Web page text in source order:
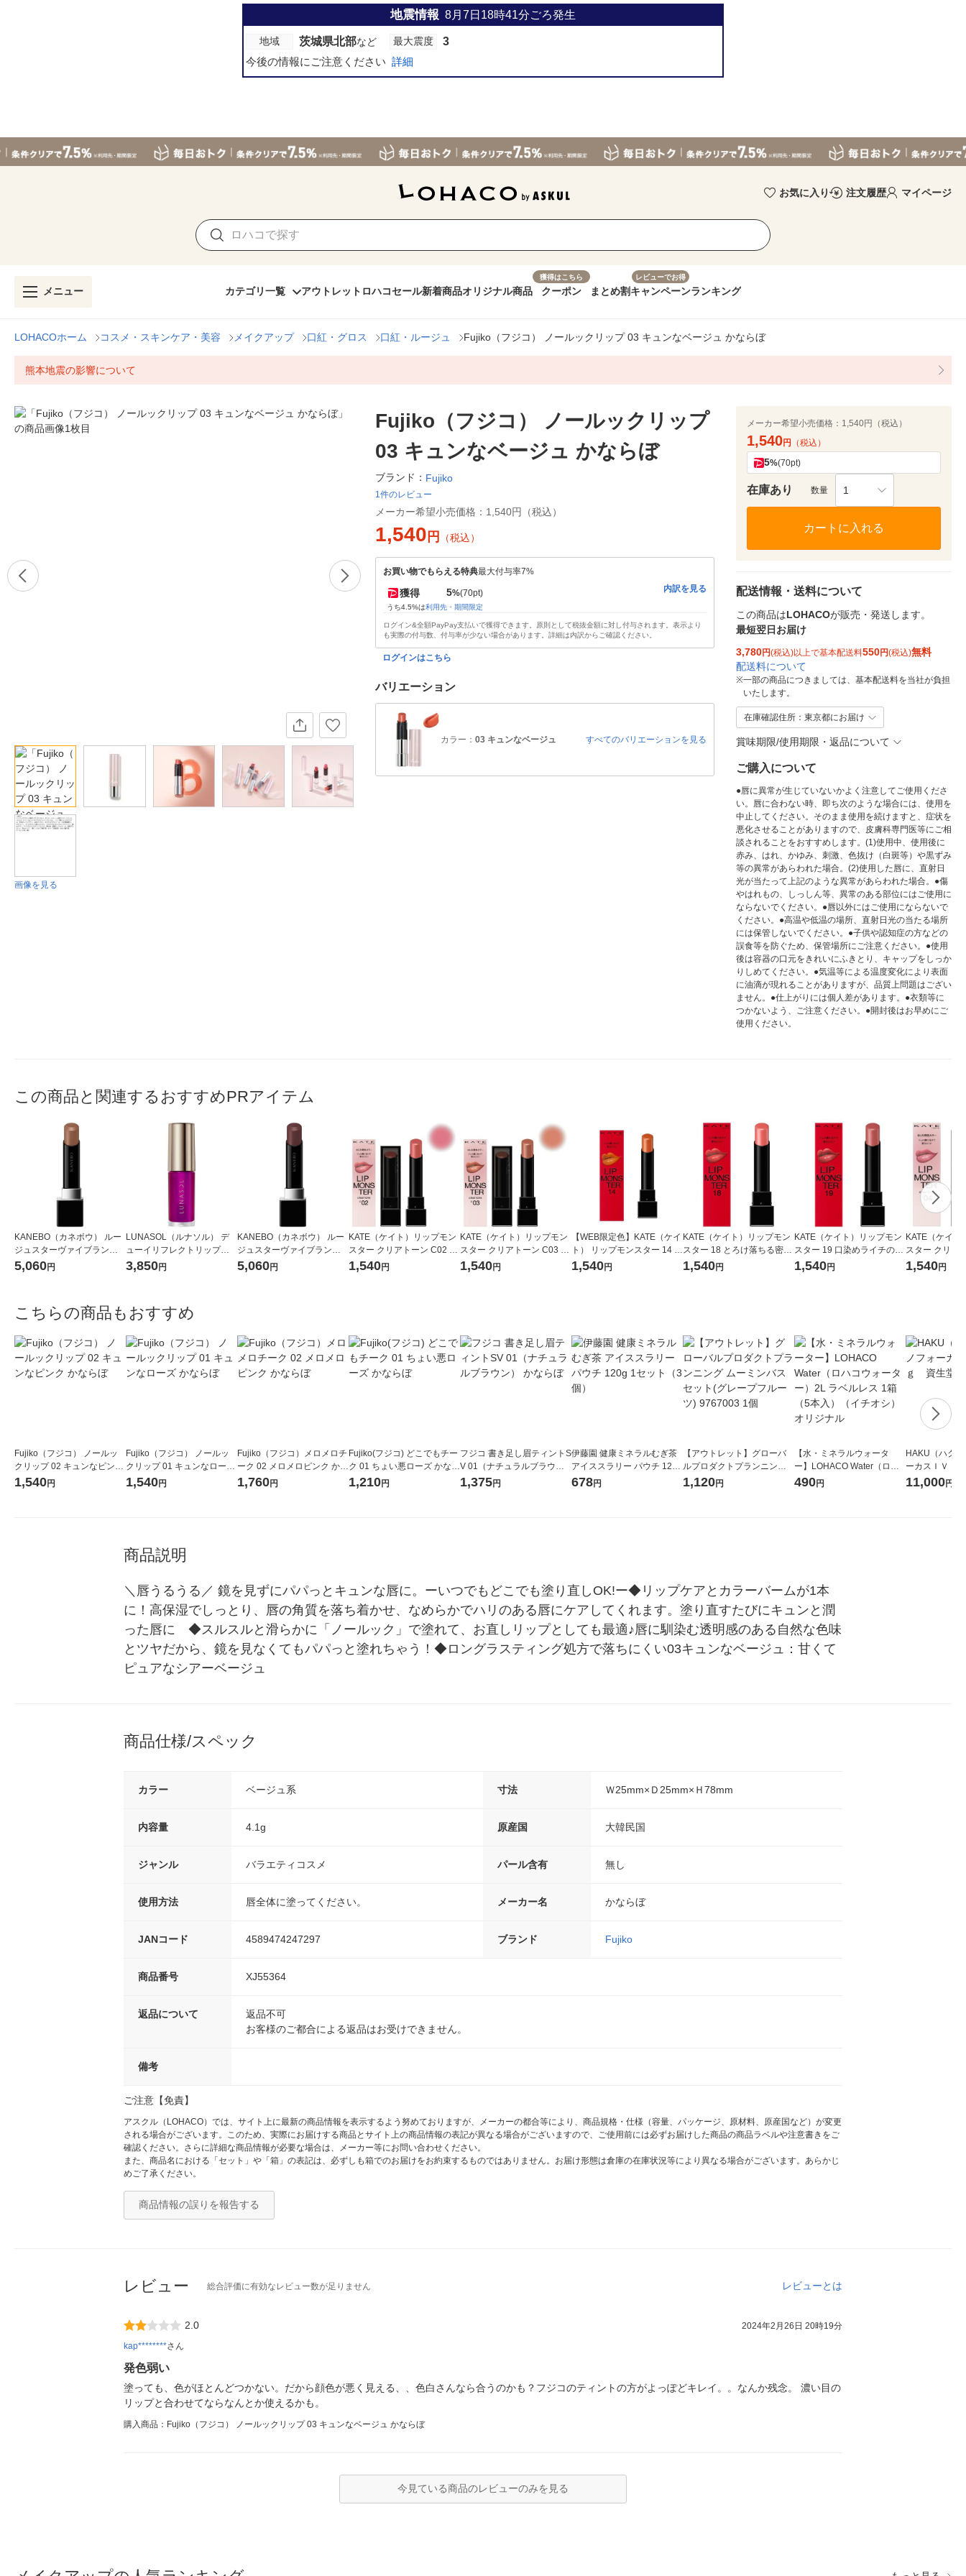
地震情報 8月7日18時41分ごろ発生
地域 茨城県北部など 最大震度
3
今後の情報にご注意ください 詳細
お気に入り 注文履歴 マイページ
メニュー カテゴリ一覧 アウトレット ロハコセール新着商品オリジナル商品
獲得はこちら
クーポン まとめ割
レビューでお得
キャンペーンランキング
LOHACOホーム コスメ・スキンケア・美容 メイクアップ 口紅・グロス 口紅・ルージュ Fujiko（フジコ） ノールックリップ 03 キュンなベージュ かならぼ
熊本地震の影響について
画像を見る
Fujiko（フジコ） ノールックリップ
03 キュンなベージュ かならぼ
ブランド： Fujiko
1件のレビュー
メーカー希望小売価格： 1,540円（税込）
1,540 円 （税込）
お買い物でもらえる特典最大付与率7%
獲得 5%(70pt)
うち4.5%は利用先・期間限定
内訳を見る
ログイン&全額PayPay支払いで獲得できます。原則として税抜金額に対し付与されます。表示より
も実際の付与数、付与率が少ない場合があります。詳細は内訳からご確認ください。
ログインはこちら
バリエーション
カラー： 03 キュンなベージュ すべてのバリエーションを見る
メーカー希望小売価格： 1,540円（税込）
1,540円 （税込）
5%(70pt)
在庫あり 数量 1
カートに入れる
配送情報・送料について
この商品はLOHACOが販売・発送します。
最短翌日お届け
3,780円(税込)以上で基本配送料550円(税込)無料
配送料について
※一部の商品につきましては、基本配送料を当社が負担
いたします。
在庫確認住所：東京都にお届け
賞味期限/使用期限・返品について
ご購入について
●唇に異常が生じていないかよく注意してご使用くださ
い。唇に合わない時、即ち次のような場合には、使用を
中止してください。そのまま使用を続けますと、症状を
悪化させることがありますので、皮膚科専門医等にご相
談されることをおすすめします。(1)使用中、使用後に
赤み、はれ、かゆみ、刺激、色抜け（白斑等）や黒ずみ
等の異常があらわれた場合。(2)使用した唇に、直射日
光が当たって上記のような異常があらわれた場合。●傷
やはれもの、しっしん等、異常のある部位にはご使用に
ならないでください。●唇以外にはご使用にならないで
ください。●高温や低温の場所、直射日光の当たる場所
には保管しないでください。●子供や認知症の方などの
誤食等を防ぐため、保管場所にご注意ください。●使用
後は容器の口元をきれいにふきとり、キャップをしっか
りしめてください。●気温等による温度変化により表面
に油滴が現れることがありますが、品質上問題はござい
ません。●仕上がりには個人差があります。●衣類等に
つかないよう、ご注意ください。●開封後はお早めにご
使用ください。
この商品と関連するおすすめPRアイテム
KANEBO（カネボウ） ルー
ジュスターヴァイブラント V
09
5,060円
LUNASOL（ルナソル） デ
ューイリフレクトリップオ
イル 01
3,850円
KANEBO（カネボウ） ルー
ジュスターヴァイブラント V
07
5,060円
KATE（ケイト）リップモン
スター クリアトーン C02 肉
色モンスター カネボウ 口紅
1,540円
KATE（ケイト）リップモン
スター クリアトーン C03 枝
化モンスター カネボウ 口紅
1,540円
【WEB限定色】KATE（ケイ
ト） リップモンスター 14 憧
れの日光浴 カネボウ 口紅
1,540円
KATE（ケイト）リップモン
スター 18 とろけ落ちる密桃
カネボウ 口紅
1,540円
KATE（ケイト）リップモン
スター 19 口染めライチの甘
い罠 カネボウ 口紅
1,540円
KATE（ケイト
スター クリア
萄化モンスタ
1,540円
こちらの商品もおすすめ
Fujiko（フジコ） ノールッ
クリップ 02 キュンなピンク
かならぼ
1,540円
Fujiko（フジコ） ノールッ
クリップ 01 キュンなローズ
かならぼ
1,540円
Fujiko（フジコ）メロメロチ
ーク 02 メロメロピンク かな
らぼ
1,760円
Fujiko(フジコ) どこでもチー
ク 01 ちょい悪ローズ かなら
ぼ
1,210円
フジコ 書き足し眉ティントS
V 01（ナチュラルブラウ
ン） かならぼ
1,375円
伊藤園 健康ミネラルむぎ茶
アイススラリー パウチ 120g
1セット（3個）
678円
【アウトレット】グローバ
ルプロダクトプランニング
ムーミンバスセット(グレー
1,120円
【水・ミネラルウォータ
ー】LOHACO Water（ロハ
コウォーター）2L ラベルレ
490円
HAKU（ハク
ーカスＩＶ
堂 おまけ付き
11,000円
商品説明
＼唇うるうる／ 鏡を見ずにパパっとキュンな唇に。ーいつでもどこでも塗り直しOK!ー◆リップケアとカラーバームが1本
に！高保湿でしっとり、唇の角質を落ち着かせ、なめらかでハリのある唇にケアしてくれます。塗り直すたびにキュンと潤
った唇に　◆スルスルと滑らかに「ノールック」で塗れて、お直しリップとしても最適♪唇に馴染む透明感のある自然な色味
とツヤだから、鏡を見なくてもパパっと塗れちゃう！◆ロングラスティング処方で落ちにくい03キュンなベージュ：甘くて
ピュアなシアーベージュ
商品仕様/スペック
カラー ベージュ系 寸法 Ｗ25mm×Ｄ25mm×Ｈ78mm
内容量 4.1g 原産国 大韓民国
ジャンル バラエティコスメ パール含有 無し
使用方法 唇全体に塗ってください。 メーカー名 かならぼ
JANコード 4589474247297 ブランド Fujiko
商品番号 XJ55364
返品について
返品不可
お客様のご都合による返品はお受けできません。
備考
ご注意【免責】
アスクル（LOHACO）では、サイト上に最新の商品情報を表示するよう努めておりますが、メーカーの都合等により、商品規格・仕様（容量、パッケージ、原材料、原産国など）が変更
される場合がございます。このため、実際にお届けする商品とサイト上の商品情報の表記が異なる場合がございますので、ご使用前には必ずお届けした商品の商品ラベルや注意書きをご
確認ください。さらに詳細な商品情報が必要な場合は、メーカー等にお問い合わせください。
また、商品名における「セット」や「箱」の表記は、必ずしも箱でのお届けをお約束するものではありません。お届け形態は倉庫の在庫状況等により異なる場合がございます。あらかじ
めご了承ください。
商品情報の誤りを報告する
レビュー 総合評価に有効なレビュー数が足りません レビューとは
2.0
2024年2月26日 20時19分
kap********さん
発色弱い
塗っても、色がほとんどつかない。だから顔色が悪く見える、、色白さんなら合うのかも？フジコのティントの方がよっぽどキレイ。。なんか残念。 濃い目の
リップと合わせてならなんとか使えるかも。
購入商品：Fujiko（フジコ） ノールックリップ 03 キュンなベージュ かならぼ
今見ている商品のレビューのみを見る